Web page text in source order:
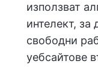
използват
интелект,
свободни
уебсайтове